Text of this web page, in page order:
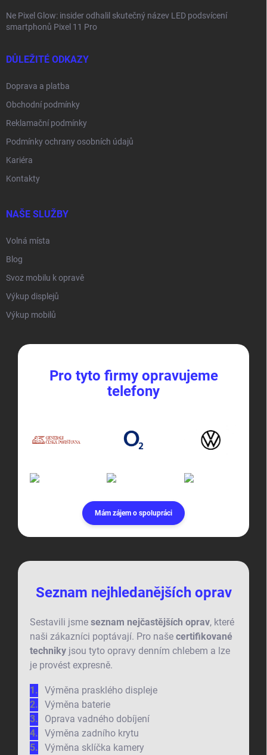
Ne Pixel Glow: insider odhalil skutečný název LED podsvícení
smartphonů Pixel 11 Pro
DŮLEŽITÉ ODKAZY
Doprava a platba
Obchodní podmínky
Reklamační podmínky
Podmínky ochrany osobních údajů
Kariéra
Kontakty
NAŠE SLUŽBY
Volná místa
Blog
Svoz mobilu k opravě
Výkup displejů
Výkup mobilů
Pro tyto firmy opravujeme
telefony
Mám zájem o spolupráci
Seznam nejhledanějších oprav
Sestavili jsme seznam nejčastějších oprav, které
naši zákazníci poptávají. Pro naše certifikované
techniky jsou tyto opravy denním chlebem a lze
je provést expresně.
Výměna prasklého displeje
Výměna baterie
Oprava vadného dobíjení
Výměna zadního krytu
Výměna sklíčka kamery